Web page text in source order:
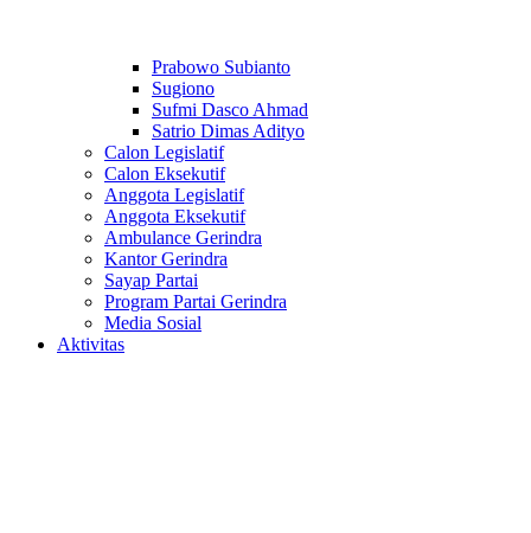
Prabowo Subianto
Sugiono
Sufmi Dasco Ahmad
Satrio Dimas Adityo
Calon Legislatif
Calon Eksekutif
Anggota Legislatif
Anggota Eksekutif
Ambulance Gerindra
Kantor Gerindra
Sayap Partai
Program Partai Gerindra
Media Sosial
Aktivitas